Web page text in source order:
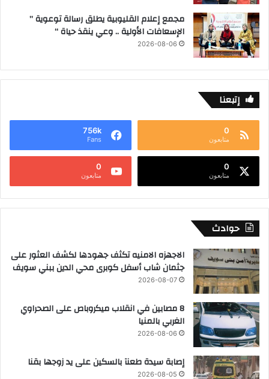
مجمع إعلام القليوبية يطلق رسالة توعوية ”
الإسعافات الأولية .. وعي ينقذ حياة “
2026-08-06
إتبعنا
0
متابعون
756k
Fans
0
متابعون
0
متابعون
حوادث
الاجهزه الامنيه تكثف جهودها لكشف العثور على
جثمان شاب أسفل كوبرى محي الدين ببني سويف
2026-08-07
8 مصابين في انقلاب ميكروباص على الصحراوي
الغربي بالمنيا
2026-08-06
إصابة سيدة طعنآ بالسكين على يد زوجها بقنا
2026-08-05